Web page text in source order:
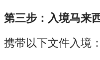
第三步：入境马来
携带以下文件入境